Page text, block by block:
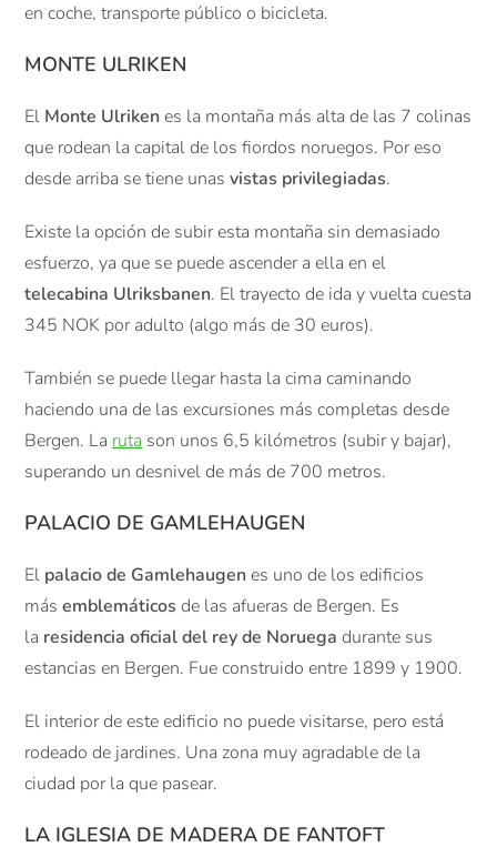
en coche, transporte público o bicicleta.
MONTE ULRIKEN
El Monte Ulriken es la montaña más alta de las 7 colinas
que rodean la capital de los fiordos noruegos. Por eso
desde arriba se tiene unasvistas privilegiadas.
Existe la opción de subir esta montaña sin demasiado
esfuerzo, ya que se puede ascender a ella en el
telecabina Ulriksbanen. El trayecto de ida y vuelta cuesta
345 NOK por adulto (algo más de 30 euros).
También se puede llegar hasta la cima caminando
haciendo una de las excursiones más completas desde
Bergen. La ruta son unos 6,5 kilómetros (subir y bajar),
superando un desnivel de más de 700 metros.
PALACIO DE GAMLEHAUGEN
El palacio de Gamlehaugen es uno de los edificios
másemblemáticos de las afueras de Bergen. Es
la residencia oficial del rey de Noruega durante sus
estancias en Bergen. Fue construido entre 1899 y 1900.
El interior de este edificio no puede visitarse, pero está
rodeado de jardines. Una zona muy agradable de la
ciudad por la que pasear.
LA IGLESIA DE MADERA DE FANTOFT